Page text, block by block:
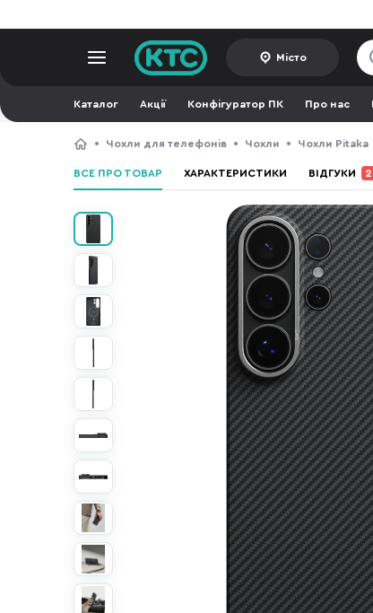
Місто
Каталог Акції Конфігуратор ПК Про нас
Чохли для телефонів Чохли Чохли Pitaka
ВСЕ ПРО ТОВАР ХАРАКТЕРИСТИКИ ВІДГУКИ 2